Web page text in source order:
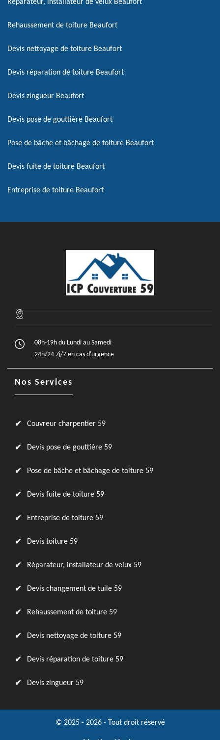
Réparateur, installateur de velux Beaufort
Rehaussement de toiture Beaufort
Devis nettoyage de toiture Beaufort
Devis réparation de toiture Beaufort
Devis zingueur Beaufort
Devis pose de gouttière Beaufort
Pose de bâche et bâchage de toiture Beaufort
Devis fuite de toiture Beaufort
Entreprise de toiture Beaufort
08h-19h du Lundi au Samedi
24h/24 7j/7 en cas d'urgence
Nos Services
Couvreur charpentier 59
Devis pose de gouttière 59
Pose de bâche et bâchage de toiture 59
Devis fuite de toiture 59
Entreprise de toiture 59
Devis toiture 59
Réparateur, installateur de velux 59
Devis changement de tuile 59
Rehaussement de toiture 59
Devis nettoyage de toiture 59
Devis réparation de toiture 59
Devis zingueur 59
© 2025 - 2026 - Tout droit réservé